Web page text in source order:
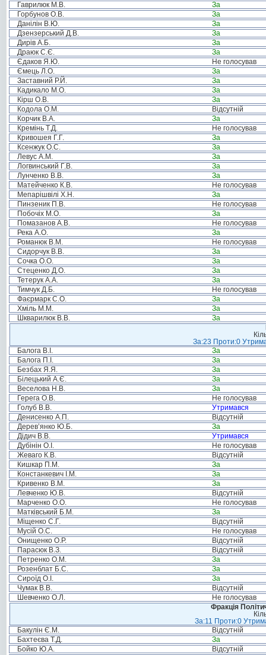
Гаврилюк М.В.
За
Горбунов О.В.
За
Данілін В.Ю.
За
Дзензерський Д.В.
За
Дирів А.Б.
За
Драюк С.Є.
За
Єдаков Я.Ю.
Не голосував
Ємець Л.О.
За
Заставний Р.Й.
За
Кадикало М.О.
За
Кірш О.В.
За
Кодола О.М.
Відсутній
Корчик В.А.
За
Кремінь Т.Д.
Не голосував
Кривошея Г.Г.
За
Ксенжук О.С.
За
Левус А.М.
За
Логвинський Г.В.
За
Лунченко В.В.
За
Матейченко К.В.
Не голосував
Мепарішвілі Х.Н.
За
Пинзеник П.В.
Не голосував
Побочіх М.О.
За
Помазанов А.В.
Не голосував
Река А.О.
За
Романюк В.М.
Не голосував
Сидорчук В.В.
За
Сочка О.О.
За
Стеценко Д.О.
За
Тетерук А.А.
За
Тимчук Д.Б.
Не голосував
Фаєрмарк С.О.
За
Хміль М.М.
За
Шкварилюк В.В.
За
За:23 Проти:0
Балога В.І.
За
Балога П.І.
За
Безбах Я.Я.
За
Білецький А.Є.
За
Веселова Н.В.
За
Герега О.В.
Не голосував
Голуб В.В.
Утримався
Денисенко А.П.
Відсутній
Дерев’янко Ю.Б.
За
Дідич В.В.
Утримався
Дубінін О.І.
Не голосував
Жеваго К.В.
Відсутній
Кишкар П.М.
За
Констанкевич І.М.
За
Кривенко В.М.
За
Левченко Ю.В.
Відсутній
Марченко О.О.
Не голосував
Матківський Б.М.
За
Міщенко С.Г.
Відсутній
Мусій О.С.
Не голосував
Онищенко О.Р.
Відсутній
Парасюк В.З.
Відсутній
Петренко О.М.
За
Розенблат Б.С.
За
Сироїд О.І.
За
Чумак В.В.
Відсутній
Шевченко О.Л.
Не голосував
Фракція
За:11 Проти:0
Бакулін Є.М.
Відсутній
Бахтеєва Т.Д.
За
Бойко Ю.А.
Відсутній